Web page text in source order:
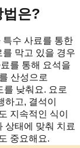
법은?
수 사료를 통한
막고 있을 경우
를 통해 요석을
산성으로
를 낮춰요. 요로
고, 결석이
지속적인 식이
상태에 맞춰 치료
중요해요.